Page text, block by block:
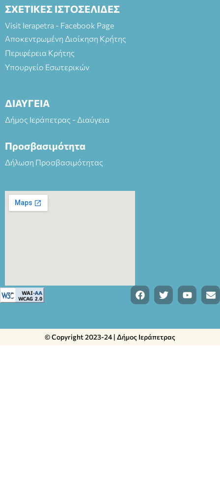
ΣΧΕΤΙΚΕΣ ΙΣΤΟΣΕΛΙΔΕΣ
Visit Ierapetra - Facebook Page
Αποκεντρωμένη Διοίκηση Κρήτης
Περιφέρεια Κρήτης
Υπουργείο Εσωτερικών
ΔΙΑΥΓΕΙΑ
Δήμος Ιεράπετρας - Διαύγεια
Προσβασιμότητα
Δήλωση Προσβασιμότητας
© Copyright 2023-24 | Δήμος Ιεράπετρας